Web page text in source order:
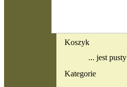
Koszyk
... jest pusty
Kategorie